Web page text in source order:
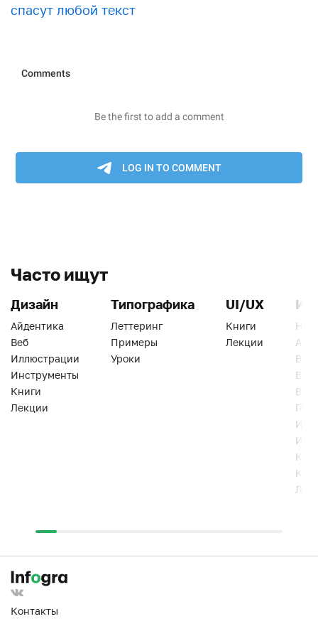
спасут любой текст
Часто ищут
Дизайн
Айдентика
Веб
Иллюстрации
Инструменты
Книги
Лекции
Типографика
Леттеринг
Примеры
Уроки
UI/UX
Книги
Лекции
Веб
Контакты